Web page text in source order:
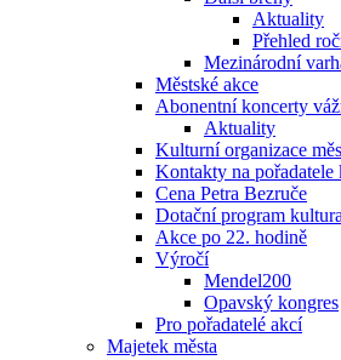
Aktuality
Přehled
Mezinárodní
Městské akce
Abonentní koncerty
Aktuality
Kulturní organizace
Kontakty na
Cena Petra Bezruče
Dotační program
Akce po 22. hodině
Výročí
Mendel200
Opavský kongres
Pro pořadatelé akcí
Majetek města